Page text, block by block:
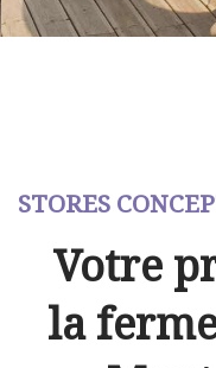
STORES
Votre
la